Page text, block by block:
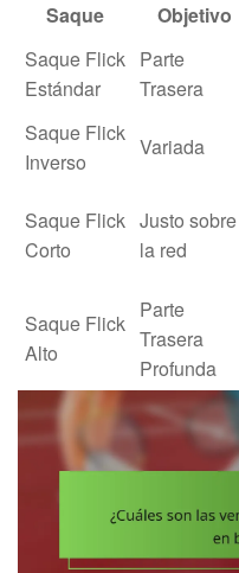
Saque
Objetivo
Saque Flick
Estándar
Parte
Trasera
Saque Flick
Inverso
Variada
Saque Flick
Corto
Justo sobre
la red
Saque Flick
Alto
Parte
Trasera
Profunda